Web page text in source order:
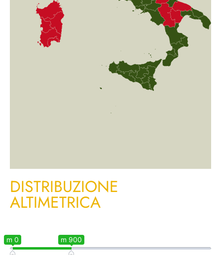
DISTRIBUZIONE
ALTIMETRICA
m 0 m 900